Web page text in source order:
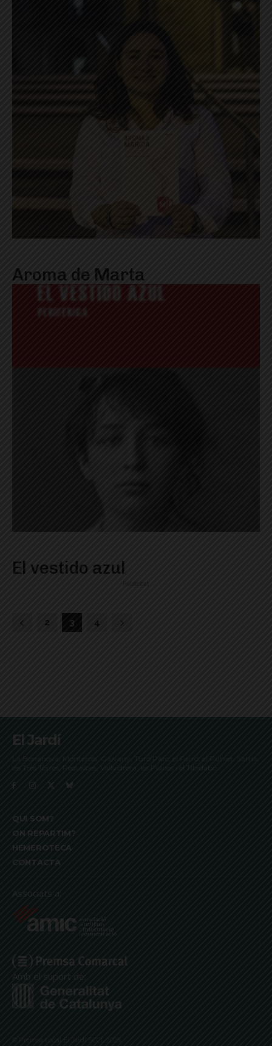
Aroma de Marta
El vestido azul
Publicitat
2 3 4
El Jardí
La Bonanova, Monterols, Galvany, Turó Parc, el Farró, el Putxet, Sarrià,
les Tres Torres, Pedralbes, Vallvidrera, les Planes i el Tibidabo
QUI SOM?
ON REPARTIM?
HEMEROTECA
CONTACTA
Associats a:
Amb el suport de:
© Premsa Local El Jardí SCCL 2025